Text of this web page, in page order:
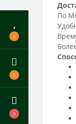
0
0
0
По